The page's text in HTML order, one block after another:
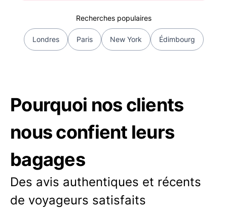
Recherches populaires
Londres Paris New York Édimbourg
Pourquoi nos clients
nous confient leurs
bagages
Des avis authentiques et récents
de voyageurs satisfaits